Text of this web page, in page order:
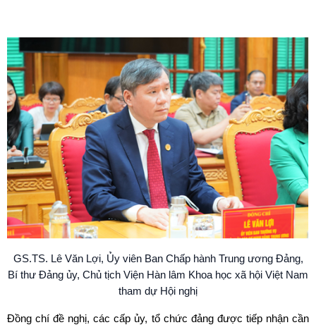
GS.TS. Lê Văn Lợi, Ủy viên Ban Chấp hành Trung ương Đảng,
Bí thư Đảng ủy, Chủ tịch Viện Hàn lâm Khoa học xã hội Việt Nam
tham dự Hội nghị
Đồng chí đề nghị, các cấp ủy, tổ chức đảng được tiếp nhận cần